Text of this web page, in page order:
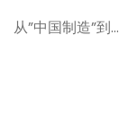
从”中国制造”到…